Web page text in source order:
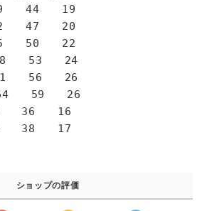
44 19
47 20
50 22
53 24
56 26
59 26
36 16
38 17
ショップの評価